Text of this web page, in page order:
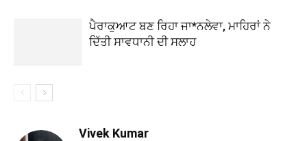
ਪੈਰਾਕੁਆਟ ਬਣ ਰਿਹਾ ਜਾ*ਨਲੇਵਾ, ਮਾਹਿਰਾਂ ਨੇ
ਦਿੱਤੀ ਸਾਵਧਾਨੀ ਦੀ ਸਲਾਹ
Vivek Kumar